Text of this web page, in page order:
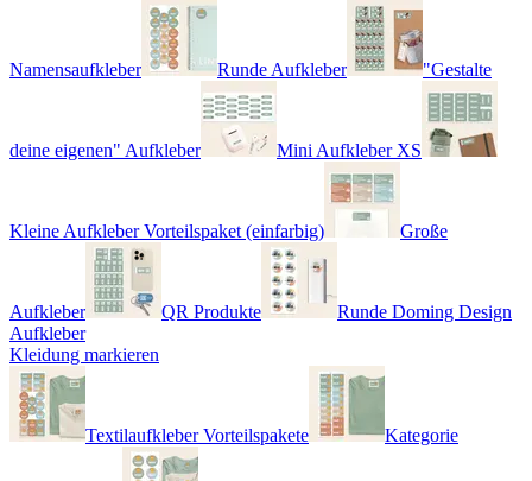
Namensaufkleber Runde Aufkleber "Gestalte
deine eigenen" Aufkleber Mini Aufkleber XS
Kleine Aufkleber Vorteilspaket (einfarbig) Große
Aufkleber QR Produkte
Runde Doming Design
Aufkleber
Kleidung markieren
Textilaufkleber Vorteilspakete Kategorie